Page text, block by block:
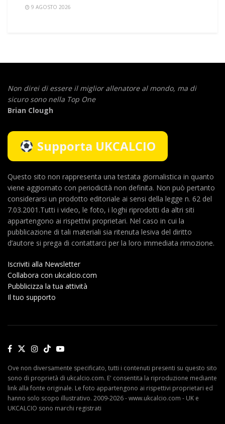
9 AGOSTO 2026
Non direi di essere il miglior allenatore al mondo, ma di
sicuro sono nella Top One
Brian Clough
Supporta UKCALCIO
Questo sito non rappresenta una testata giornalistica in quanto
viene aggiornato con periodicità non definita. Non può pertanto
considerarsi un prodotto editoriale ai sensi della legge n. 62 del
7.03.2001.Tutti i video, le foto, i loghi riprodotti da altri siti
appartengono ai rispettivi proprietari. Nel caso in cui la
pubblicazione di tali materiali sia ritenuta lesiva del diritto
d’autore si prega di contattarci per la loro immediata rimozione.
Iscriviti alla Newsletter
Collabora con ukcalcio.com
Pubblicizza la tua attività
Il tuo supporto
Ove non diversamente specificato, tutti i contenuti presenti su questo sito
sono di proprietà di ukcalcio.com. E' consentita la riproduzione mediante
link alla fonte originale. Le foto appartengono ai rispettivi proprietari ed
hanno solo scopo illustrativo. 2009-2026 - www.ukcalcio.com - UK e
UKCALCIO sono marchi registrati